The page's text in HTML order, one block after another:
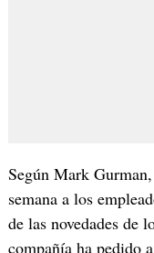
Según Mark
semana a los
de las novedades de
compañía ha pedido